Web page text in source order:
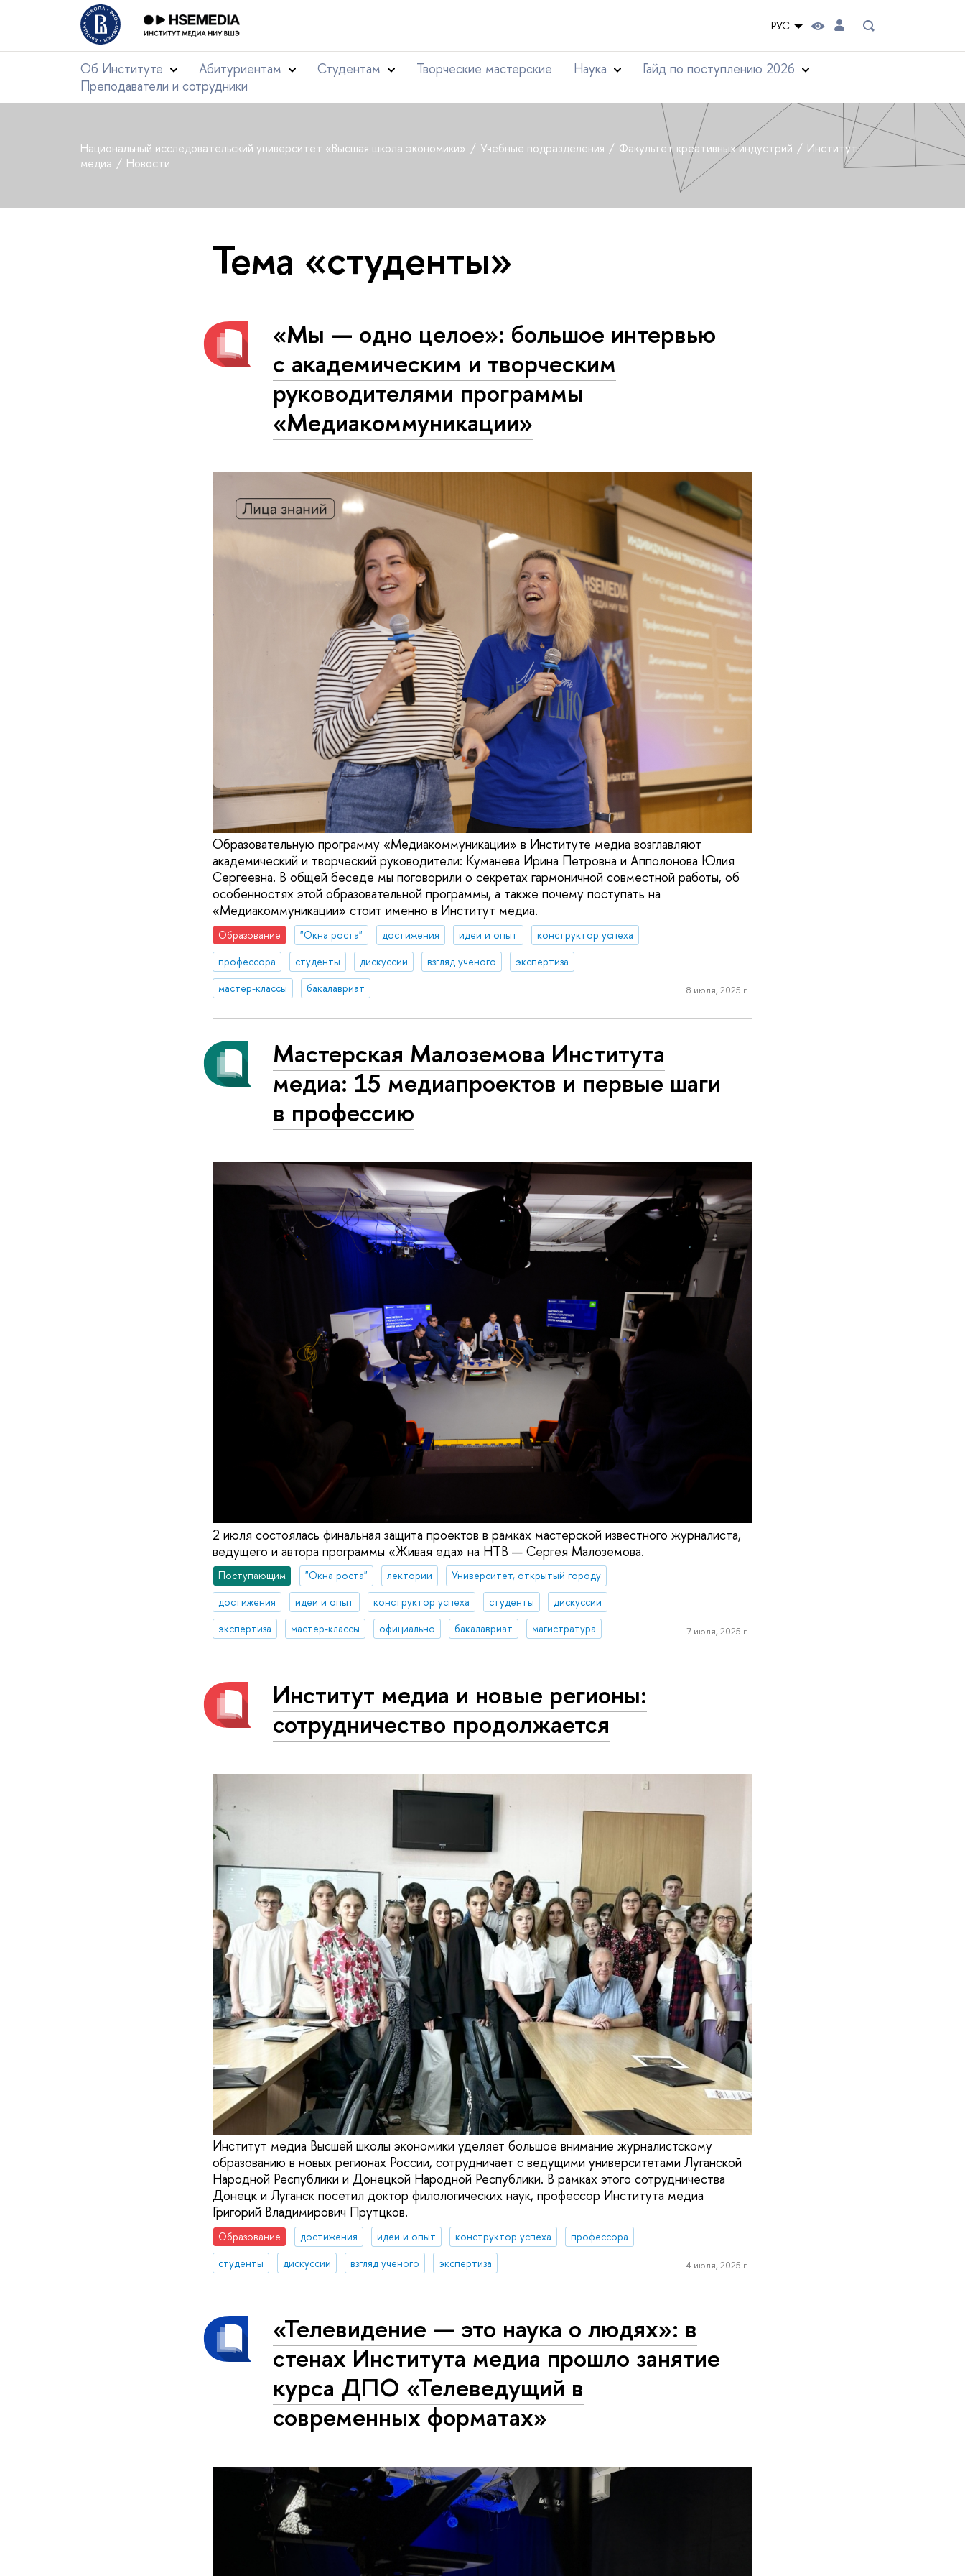
РУС
Об Институте Абитуриентам Студентам Творческие мастерские Наука
Гайд по поступлению 2026
Преподаватели и сотрудники
Национальный исследовательский университет «Высшая школа экономики» Учебные подразделения Факультет креативных индустрий
Институт
медиа
Новости
Тема «студенты»
«Мы — одно целое»: большое интервью
с академическим и творческим
руководителями программы
«Медиакоммуникации»
Образовательную программу «Медиакоммуникации» в Институте медиа возглавляют
академический и творческий руководители: Куманева Ирина Петровна и Апполонова Юлия
Сергеевна. В общей беседе мы поговорили о секретах гармоничной совместной работы, об
особенностях этой образовательной программы, а также почему поступать на
«Медиакоммуникации» стоит именно в Институт медиа.
Образование "Окна роста" достижения идеи и опыт
конструктор успеха
профессора
студенты дискуссии взгляд ученого
экспертиза
мастер-классы
бакалавриат 8 июля, 2025 г.
Мастерская Малоземова Института
медиа: 15 медиапроектов и первые шаги
в профессию
2 июля состоялась финальная защита проектов в рамках мастерской известного журналиста,
ведущего и автора программы «Живая еда» на НТВ — Сергея Малоземова.
Поступающим "Окна роста" лектории
Университет, открытый городу
достижения
идеи и опыт конструктор успеха студенты
дискуссии
экспертиза
мастер-классы официально бакалавриат магистратура 7 июля, 2025 г.
Институт медиа и новые регионы:
сотрудничество продолжается
Институт медиа Высшей школы экономики уделяет большое внимание журналистскому
образованию в новых регионах России, сотрудничает с ведущими университетами Луганской
Народной Республики и Донецкой Народной Республики. В рамках этого сотрудничества
Донецк и Луганск посетил доктор филологических наук, профессор Института медиа
Григорий Владимирович Прутцков.
Образование достижения идеи и опыт конструктор успеха
профессора
студенты
дискуссии взгляд ученого экспертиза 4 июля, 2025 г.
«Телевидение — это наука о людях»: в
стенах Института медиа прошло занятие
курса ДПО «Телеведущий в
современных форматах»